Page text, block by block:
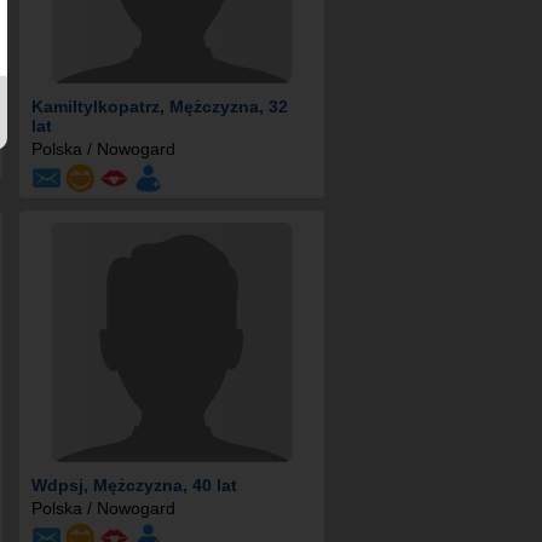
Kamiltylkopatrz, Mężczyzna, 32
lat
Polska / Nowogard
Wdpsj, Mężczyzna, 40 lat
Polska / Nowogard